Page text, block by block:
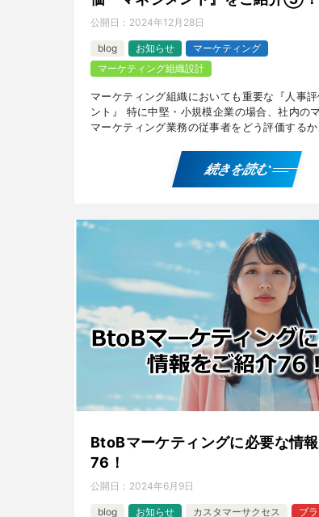
公開日： 2024年12月28日
blog お知らせ
マーケティング
マーケティング組織設計
マーケティング組織においても重要な『人事
ント』 特に中堅・小規模企業の場合、社内の
マーケティング業務の従事者をどう評価するか
続きを読む
BtoBマーケティングに必要な情
76！
公開日： 2024年6月9日
blog お知らせ カスタマーサクセス
ブ